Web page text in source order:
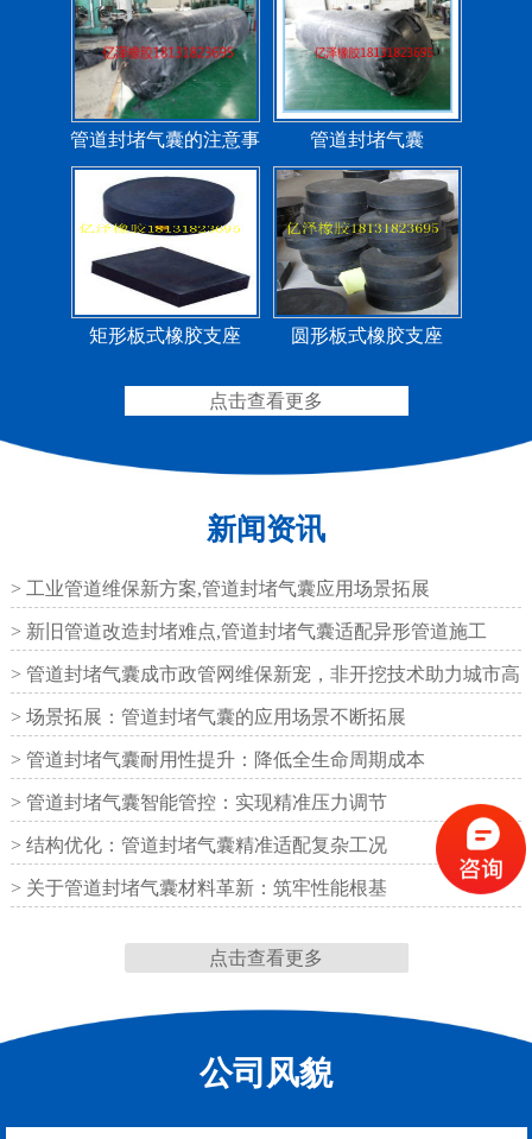
管道封堵气囊的注意事
项
管道封堵气囊
矩形板式橡胶支座 圆形板式橡胶支座
圆形四氟板橡胶支座
矩形四氟板滑动橡胶支
铁路盆式支座 公路盆式橡胶支座
点击查看更多
新闻资讯
> 工业管道维保新方案,管道封堵气囊应用场景拓展
> 新旧管道改造封堵难点,管道封堵气囊适配异形管道施工
> 管道封堵气囊成市政管网维保新宠，非开挖技术助力城市高
效运
> 场景拓展：管道封堵气囊的应用场景不断拓展
> 管道封堵气囊耐用性提升：降低全生命周期成本
> 管道封堵气囊智能管控：实现精准压力调节
> 结构优化：管道封堵气囊精准适配复杂工况
> 关于管道封堵气囊材料革新：筑牢性能根基
点击查看更多
公司风貌